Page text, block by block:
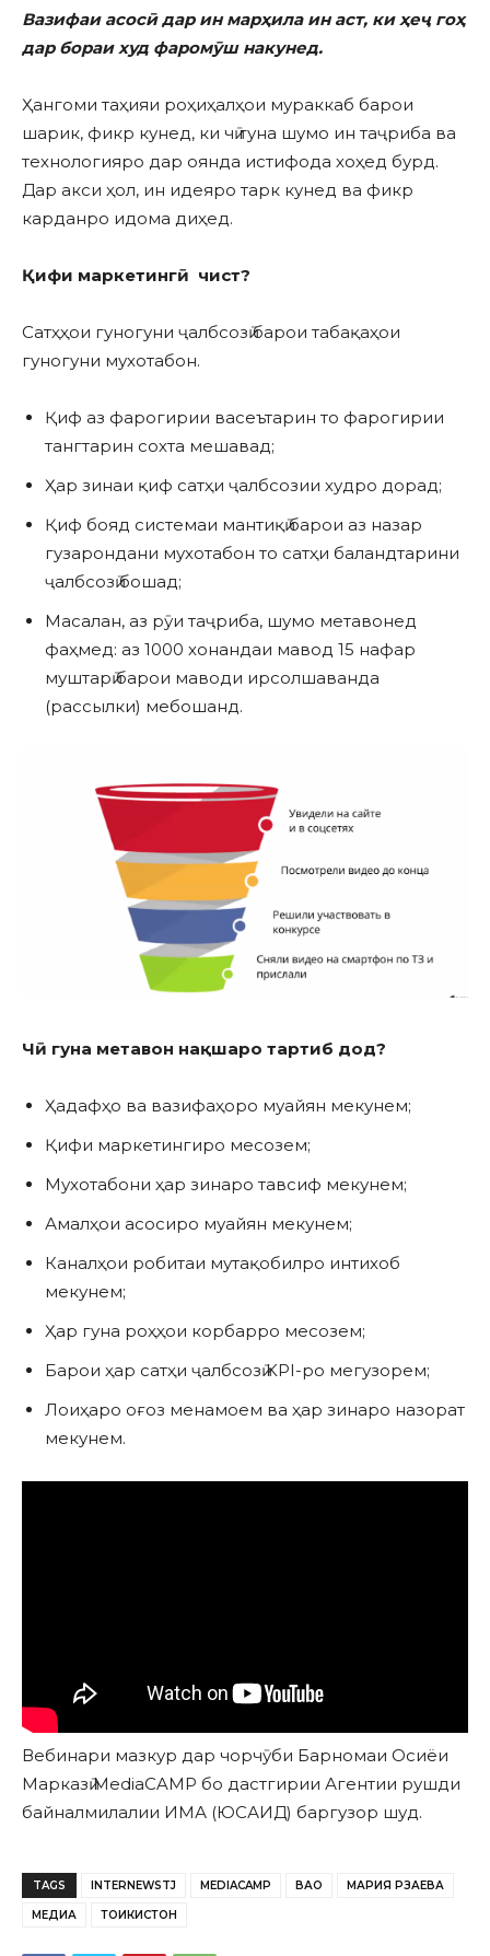
Вазифаи асосӣ дар ин марҳила ин аст, ки ҳеҷ гоҳ
дар бораи худ фаромӯш накунед.
Ҳангоми таҳияи роҳиҳалҳои мураккаб барои
шарик, фикр кунед, ки чӣ гуна шумо ин таҷриба ва
технологияро дар оянда истифода хоҳед бурд.
Дар акси ҳол, ин идеяро тарк кунед ва фикр
карданро идома диҳед.
Қифи маркетингӣ чист?
Сатҳҳои гуногуни ҷалбсозӣ барои табақаҳои
гуногуни мухотабон.
Қиф аз фарогирии васеътарин то фарогирии
тангтарин сохта мешавад;
Ҳар зинаи қиф сатҳи ҷалбсозии худро дорад;
Қиф бояд системаи мантиқӣ барои аз назар
гузарондани мухотабон то сатҳи баландтарини
ҷалбсозӣ бошад;
Масалан, аз рӯи таҷриба, шумо метавонед
фаҳмед: аз 1000 хонандаи мавод 15 нафар
муштарӣ барои маводи ирсолшаванда
(рассылки) мебошанд.
Чӣ гуна метавон нақшаро тартиб дод?
Ҳадафҳо ва вазифаҳоро муайян мекунем;
Қифи маркетингиро месозем;
Мухотабони ҳар зинаро тавсиф мекунем;
Амалҳои асосиро муайян мекунем;
Каналҳои робитаи мутақобилро интихоб
мекунем;
Ҳар гуна роҳҳои корбарро месозем;
Барои ҳар сатҳи ҷалбсозӣ KPI-ро мегузорем;
Лоиҳаро оғоз менамоем ва ҳар зинаро назорат
мекунем.
Вебинари мазкур дар чорчӯби Барномаи Осиёи
Марказӣ MediaCAMP бо дастгирии Агентии рушди
байналмилалии ИМА (ЮСАИД) баргузор шуд.
TAGS INTERNEWSTJ MEDIACAMP ВАО МАРИЯ РЗАЕВА
МЕДИА ТОИКИСТОН